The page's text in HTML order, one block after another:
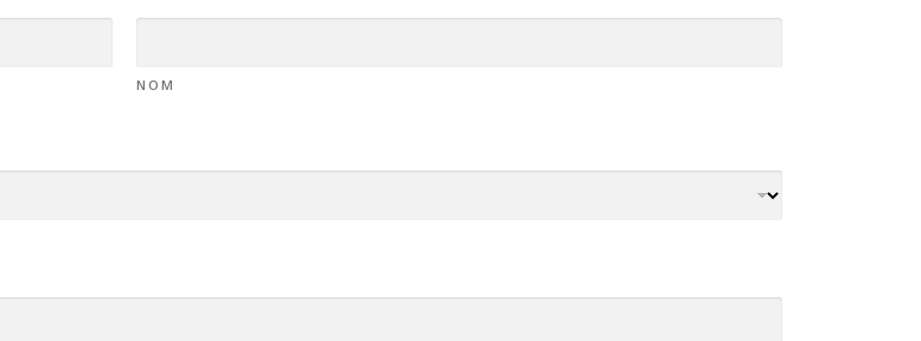
NOM